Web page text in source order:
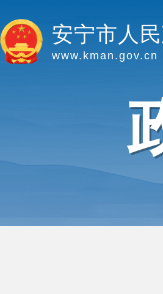
安宁市人
www.kman.gov.cn